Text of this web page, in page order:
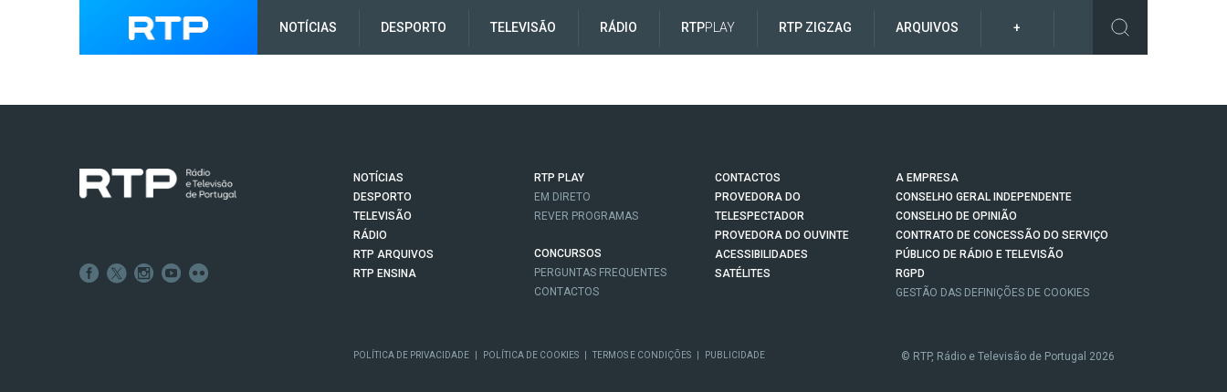
NOTÍCIAS DESPORTO TELEVISÃO RÁDIO RTPPLAY RTP ZIGZAG ARQUIVOS +
NOTÍCIAS
DESPORTO
TELEVISÃO
RÁDIO
RTP ARQUIVOS
RTP ENSINA
RTP PLAY
EM DIRETO
REVER PROGRAMAS
CONCURSOS
PERGUNTAS FREQUENTES
CONTACTOS
CONTACTOS
PROVEDORA DO
TELESPECTADOR
PROVEDORA DO OUVINTE
ACESSIBILIDADES
SATÉLITES
A EMPRESA
CONSELHO GERAL INDEPENDENTE
CONSELHO DE OPINIÃO
CONTRATO DE CONCESSÃO DO SERVIÇO
PÚBLICO DE RÁDIO E TELEVISÃO
RGPD
GESTÃO DAS DEFINIÇÕES DE COOKIES
POLÍTICA DE PRIVACIDADE POLÍTICA DE COOKIES TERMOS E CONDIÇÕES PUBLICIDADE © RTP, Rádio e Televisão de Portugal 2026